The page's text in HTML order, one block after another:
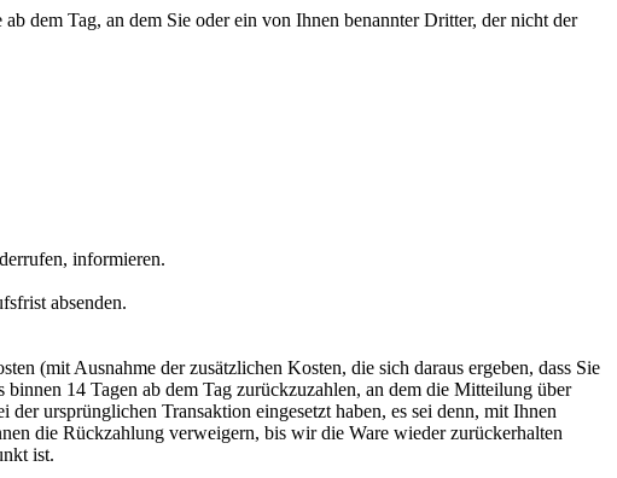
dem Tag, an dem Sie oder ein von Ihnen benannter Dritter, der nicht der
informieren.
absenden.
(mit Ausnahme der zusätzlichen Kosten, die sich daraus ergeben, dass Sie
14 Tagen ab dem Tag zurückzuzahlen, an dem die Mitteilung über
ursprünglichen Transaktion eingesetzt haben, es sei denn, mit Ihnen
die Rückzahlung verweigern, bis wir die Ware wieder zurückerhalten
ist.